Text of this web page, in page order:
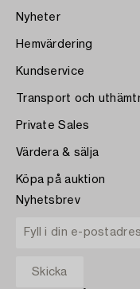
Nyheter
Hemvärdering
Kundservice
Transport och
Private Sales
Värdera & sälja
Köpa på auktion
Nyhetsbrev